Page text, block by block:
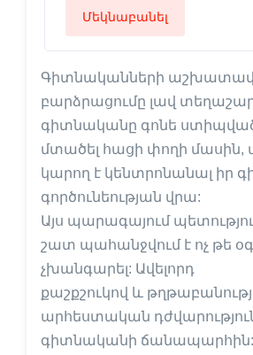
Մեկնաբանել
Գիտնականների
բարձրացումը լավ
գիտնականը գոնե ստիպված
մտածել հացի փողի
կարող է կենտրոնանալ իր
գործունեության վրա:
Այս պարագայում
շատ պահանջվում է ոչ թե
չխանգարել: Ավելորդ
քաշքշուկով և
արհեստական
գիտնականի ճանապարհին: